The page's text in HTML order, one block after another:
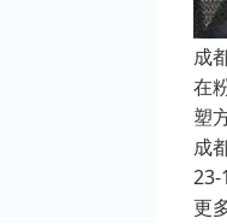
成
在
塑
成
23-
更